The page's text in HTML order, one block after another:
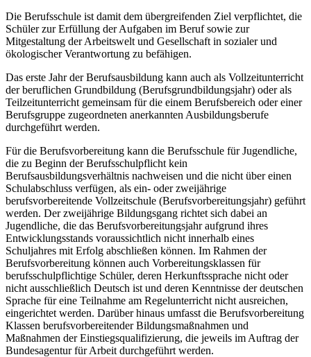
Die Berufsschule ist damit dem übergreifenden Ziel verpflichtet, die
Schüler zur Erfüllung der Aufgaben im Beruf sowie zur
Mitgestaltung der Arbeitswelt und Gesellschaft in sozialer und
ökologischer Verantwortung zu befähigen.
Das erste Jahr der Berufsausbildung kann auch als Vollzeitunterricht
der beruflichen Grundbildung (Berufsgrundbildungsjahr) oder als
Teilzeitunterricht gemeinsam für die einem Berufsbereich oder einer
Berufsgruppe zugeordneten anerkannten Ausbildungsberufe
durchgeführt werden.
Für die Berufsvorbereitung kann die Berufsschule für Jugendliche,
die zu Beginn der Berufsschulpflicht kein
Berufsausbildungsverhältnis nachweisen und die nicht über einen
Schulabschluss verfügen, als ein- oder zweijährige
berufsvorbereitende Vollzeitschule (Berufsvorbereitungsjahr) geführt
werden. Der zweijährige Bildungsgang richtet sich dabei an
Jugendliche, die das Berufsvorbereitungsjahr aufgrund ihres
Entwicklungsstands voraussichtlich nicht innerhalb eines
Schuljahres mit Erfolg abschließen können. Im Rahmen der
Berufsvorbereitung können auch Vorbereitungsklassen für
berufsschulpflichtige Schüler, deren Herkunftssprache nicht oder
nicht ausschließlich Deutsch ist und deren Kenntnisse der deutschen
Sprache für eine Teilnahme am Regelunterricht nicht ausreichen,
eingerichtet werden. Darüber hinaus umfasst die Berufsvorbereitung
Klassen berufsvorbereitender Bildungsmaßnahmen und
Maßnahmen der Einstiegsqualifizierung, die jeweils im Auftrag der
Bundesagentur für Arbeit durchgeführt werden.